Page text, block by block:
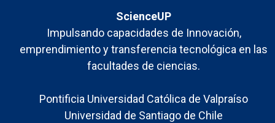
ScienceUP
Impulsando capacidades de Innovación,
emprendimiento y transferencia tecnológica en las
facultades de ciencias.
Pontificia Universidad Católica de Valpraíso
Universidad de Santiago de Chile